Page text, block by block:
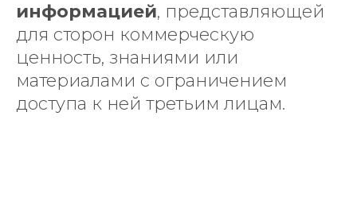
информацией, представляющей
для сторон коммерческую
ценность, знаниями или
материалами с ограничением
доступа к ней третьим лицам.